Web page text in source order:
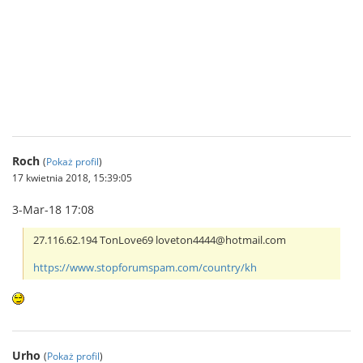
Roch (Pokaż profil)
17 kwietnia 2018, 15:39:05
3-Mar-18 17:08
27.116.62.194 TonLove69 loveton4444@hotmail.com
https://www.stopforumspam.com/country/kh
Urho (Pokaż profil)